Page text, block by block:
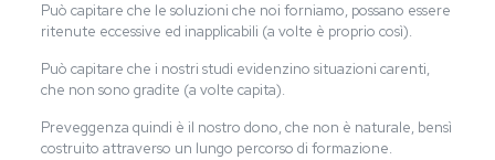
Può capitare che le soluzioni che noi forniamo, possano essere
ritenute eccessive ed inapplicabili (a volte è proprio così).
Può capitare che i nostri studi evidenzino situazioni carenti,
che non sono gradite (a volte capita).
Preveggenza quindi è il nostro dono, che non è naturale, bensì
costruito attraverso un lungo percorso di formazione.